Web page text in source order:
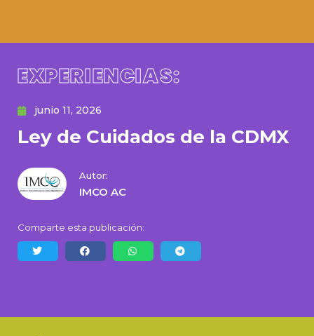
EXPERIENCIAS:
junio 11, 2026
Ley de Cuidados de la CDMX
Autor:
IMCO AC
Comparte esta publicación: